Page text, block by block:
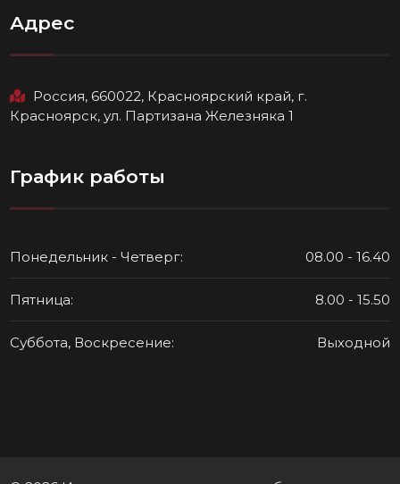
Адрес
Россия, 660022, Красноярский край, г.
Красноярск, ул. Партизана Железняка 1
График работы
Понедельник - Четверг: 08.00 - 16.40
Пятница: 8.00 - 15.50
Суббота, Воскресение: Выходной